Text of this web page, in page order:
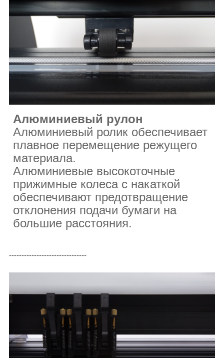
Алюминиевый рулон
Алюминиевый ролик обеспечивает
плавное перемещение режущего
материала.
Алюминиевые высокоточные
прижимные колеса с накаткой
обеспечивают предотвращение
отклонения подачи бумаги на
большие расстояния.
-------------------------------